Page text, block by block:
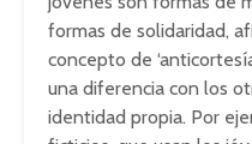
formas de solidaridad,
concepto de
una diferencia con los
identidad propia. Por